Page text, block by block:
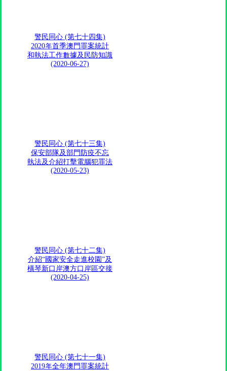
警民同心 (第七十四集)
2020年首季澳門罪案統計
和執法工作數據及民防知識
(2020-06-27)
警民同心 (第七十三集)
保安部隊及部門防疫不忘
執法及介紹打擊電腦犯罪法
(2020-05-23)
警民同心 (第七十二集)
介紹“國家安全走進校園”及
橫琴新口岸澳方口岸區交接
(2020-04-25)
警民同心 (第七十一集)
2019年全年澳門罪案統計